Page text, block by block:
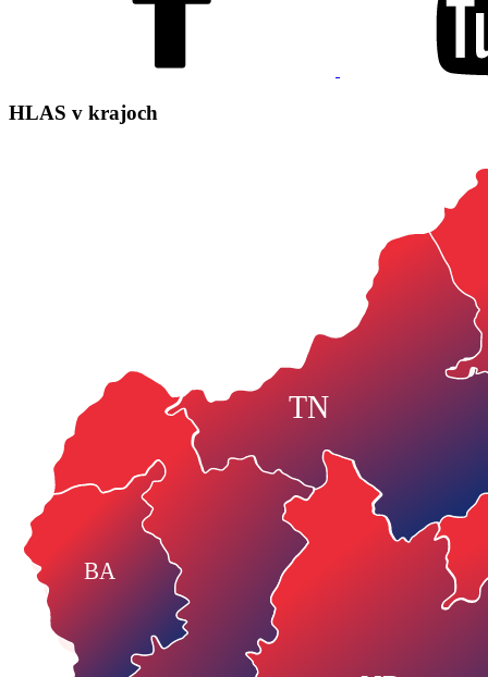
HLAS v krajoch
TN
BA